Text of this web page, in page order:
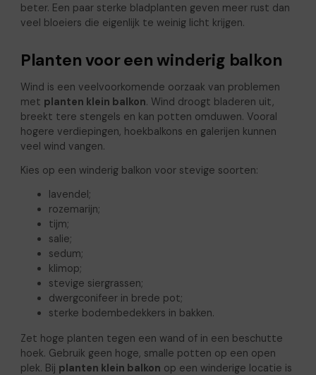
beter. Een paar sterke bladplanten geven meer rust dan
veel bloeiers die eigenlijk te weinig licht krijgen.
Planten voor een winderig balkon
Wind is een veelvoorkomende oorzaak van problemen
met planten klein balkon. Wind droogt bladeren uit,
breekt tere stengels en kan potten omduwen. Vooral
hogere verdiepingen, hoekbalkons en galerijen kunnen
veel wind vangen.
Kies op een winderig balkon voor stevige soorten:
lavendel;
rozemarijn;
tijm;
salie;
sedum;
klimop;
stevige siergrassen;
dwergconifeer in brede pot;
sterke bodembedekkers in bakken.
Zet hoge planten tegen een wand of in een beschutte
hoek. Gebruik geen hoge, smalle potten op een open
plek. Bij planten klein balkon op een winderige locatie is